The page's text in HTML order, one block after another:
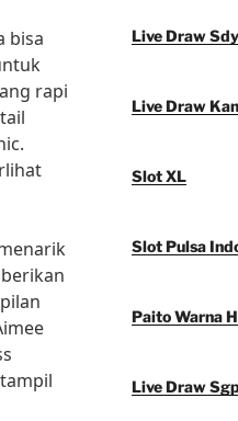
bisa
rapi
Live Draw Sdy
Live Draw
Slot XL
Slot Pulsa
Paito Warna
Live Draw